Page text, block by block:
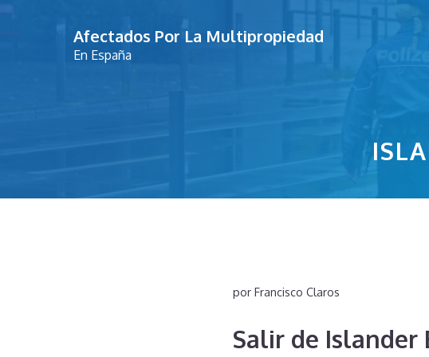
Afectados Por La Multipropiedad
En España
por Francisco Claros
Salir de Islander